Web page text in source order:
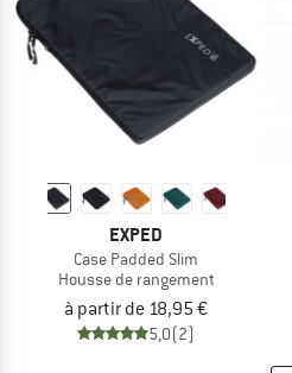
EXPED
Case Padded Slim
Housse de rangement
à partir de 18,95 €
5,0(2)